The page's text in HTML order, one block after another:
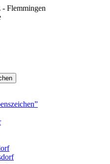
Flemmingen